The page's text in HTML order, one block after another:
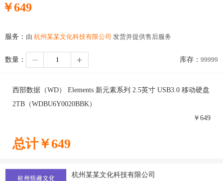
￥649
服务： 由 杭州某某文化科技有限公司 发货并提供售后服务
数量： 库存： 99999
西部数据（WD） Elements 新元素系列 2.5英寸 USB3.0 移动硬盘
2TB（WDBU6Y0020BBK）
￥ 649
总计￥649
杭州某某文化科技有限公司